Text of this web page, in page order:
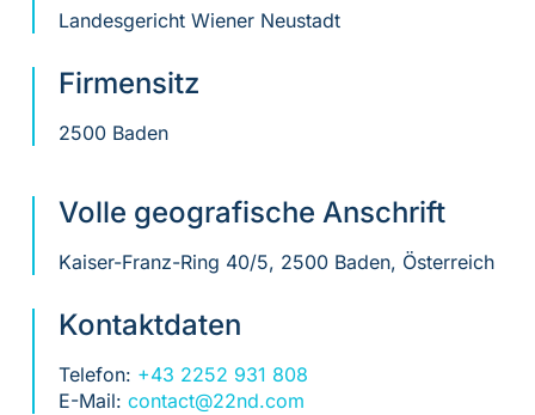
Landesgericht Wiener Neustadt
Firmensitz
2500 Baden
Volle geografische Anschrift
Kaiser-Franz-Ring 40/5, 2500 Baden, Österreich
Kontaktdaten
Telefon: +43 2252 931 808
E-Mail: contact@22nd.com